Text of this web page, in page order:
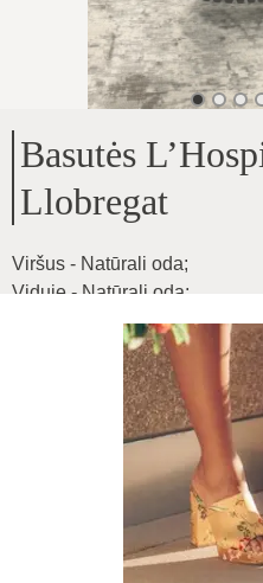
Basutės
Llobregat
Viršus - Natūrali oda;
Viduje - Natūrali oda;
Viduje vidpadis ortopedinis;
Pado aukštis - 4cm ;
Modelis vidutinei ir platesnei